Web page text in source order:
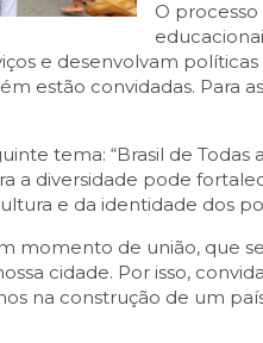
O
e desenvolvam
estão convidadas. Para
tema: “Brasil de
a diversidade pode
e da identidade dos
momento de união, que
cidade. Por isso,
na construção de um